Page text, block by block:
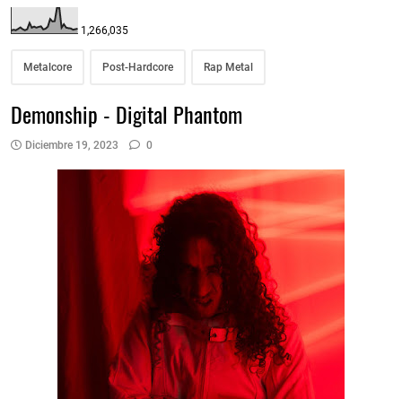
1,266,035
Metalcore Post-Hardcore Rap Metal
Demonship - Digital Phantom
Diciembre 19, 2023 0